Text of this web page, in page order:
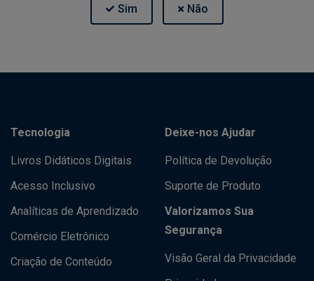
Tecnologia
Livros Didáticos Digitais
Acesso Inclusivo
Analíticas de Aprendizado
Comércio Eletrônico
Criação de Conteúdo
Deixe-nos Ajudar
Política de Devolução
Suporte de Produto
Valorizamos Sua
Segurança
Visão Geral da Privacidade